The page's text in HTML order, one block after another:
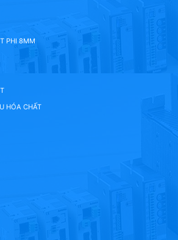
PHI 8MM
HÓA CHẤT